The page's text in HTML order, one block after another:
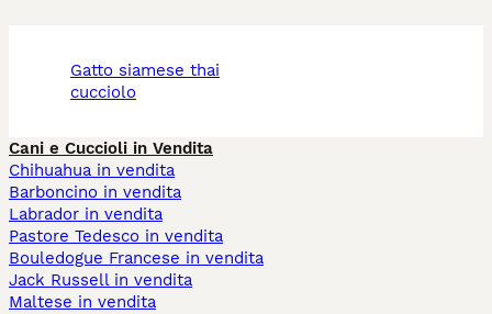
gatto siamese thai
cucciolo
Cani e Cuccioli in Vendita
Chihuahua in vendita
Barboncino in vendita
Labrador in vendita
Pastore Tedesco in vendita
Bouledogue Francese in vendita
Jack Russell in vendita
Maltese in vendita